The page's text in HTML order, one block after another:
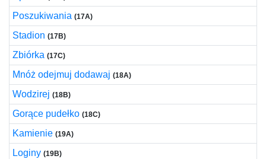
Poszukiwania (17A)
Stadion (17B)
Zbiórka (17C)
Mnóż odejmuj dodawaj (18A)
Wodzirej (18B)
Gorące pudełko (18C)
Kamienie (19A)
Loginy (19B)